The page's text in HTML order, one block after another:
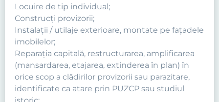
Locuire de tip individual;
Construcți provizorii;
Instalaţii / utilaje exterioare, montate pe faţadele
imobilelor;
Reparaţia capitală, restructurarea, amplificarea
(mansardarea, etajarea, extinderea în plan) în
orice scop a clădirilor provizorii sau parazitare,
identificate ca atare prin PUZCP sau studiul